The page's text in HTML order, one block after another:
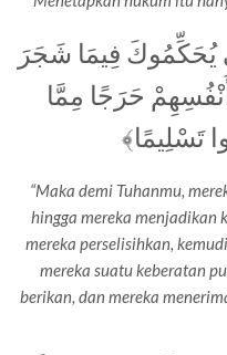
يُحَكِّمُوكَ فِيمَا شَجَرَ
حَرَجًا مِمَّا
تَسْلِيمًا﴾
“Maka demi Tuhanmu,
hingga mereka menjadikan
mereka perselisihkan,
mereka suatu keberatan
berikan, dan mereka